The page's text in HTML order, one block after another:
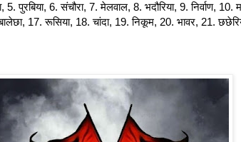
5. पुरबिया, 6. संचौरा, 7. मेलवाल, 8. भदौरिया, 9. निर्वाण,
17. रूसिया, 18. चांदा, 19. निकूम, 20. भावर, 21.